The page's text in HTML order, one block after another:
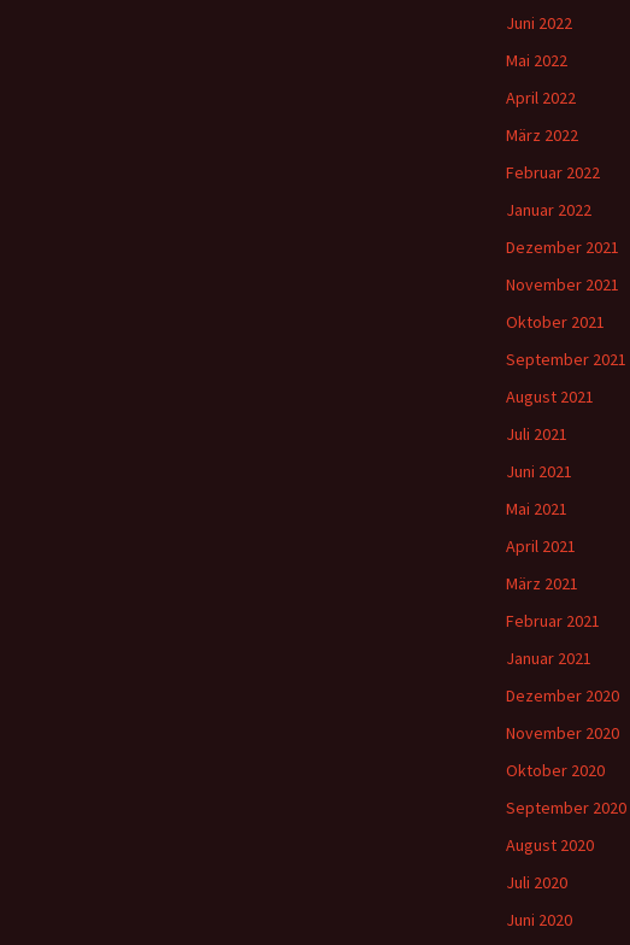
Juni 2022
Mai 2022
April 2022
März 2022
Februar 2022
Januar 2022
Dezember 2021
November 2021
Oktober 2021
September 2021
August 2021
Juli 2021
Juni 2021
Mai 2021
April 2021
März 2021
Februar 2021
Januar 2021
Dezember 2020
November 2020
Oktober 2020
September 2020
August 2020
Juli 2020
Juni 2020